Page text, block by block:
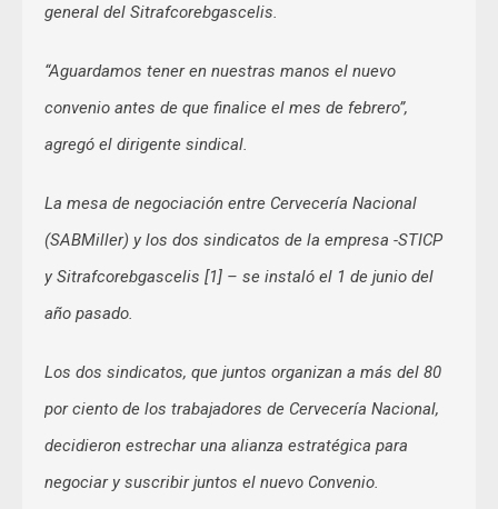
general del Sitrafcorebgascelis.
“Aguardamos tener en nuestras manos el nuevo
convenio antes de que finalice el mes de febrero”,
agregó el dirigente sindical.
La mesa de negociación entre Cervecería Nacional
(SABMiller) y los dos sindicatos de la empresa -STICP
y Sitrafcorebgascelis [1] – se instaló el 1 de junio del
año pasado.
Los dos sindicatos, que juntos organizan a más del 80
por ciento de los trabajadores de Cervecería Nacional,
decidieron estrechar una alianza estratégica para
negociar y suscribir juntos el nuevo Convenio.